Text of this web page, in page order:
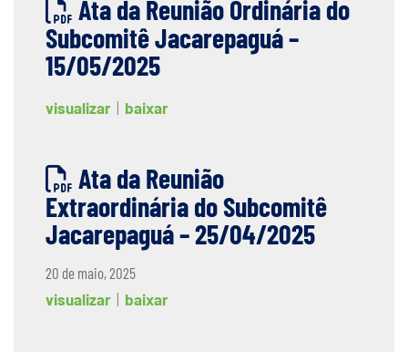
Ata da Reunião Ordinária do
Subcomitê Jacarepaguá –
15/05/2025
visualizar baixar
Ata da Reunião
Extraordinária do Subcomitê
Jacarepaguá – 25/04/2025
20 de maio, 2025
visualizar
baixar